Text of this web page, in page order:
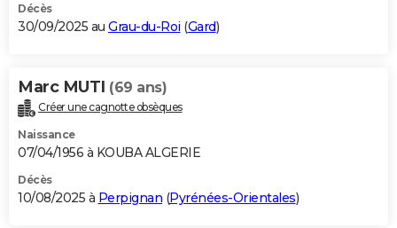
Décès
30/09/2025 au Grau-du-Roi (Gard)
Marc MUTI (69 ans)
Créer une cagnotte obsèques
Naissance
07/04/1956 à KOUBA ALGERIE
Décès
10/08/2025 à Perpignan (Pyrénées-Orientales)